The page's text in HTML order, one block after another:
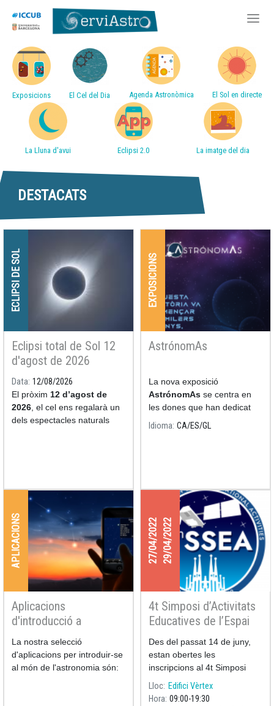
Vés
al
contingut
Accessos directes
Exposicions El Cel del Dia Agenda Astronòmica El Sol en directe
La Lluna d'avui Eclipsi 2.0 La imatge del dia
DESTACATS
ECLIPSI DE SOL
Eclipsi total de Sol 12
d'agost de 2026
Data 12/08/2026
El pròxim 12 d’agost de
2026 , el cel ens regalarà un
dels espectacles naturals
EXPOSICIONS
AstrónomAs
La nova exposició
AstrónomAs se centra en
les dones que han dedicat
les seves nits i els seus dies
Idioma CA ES GL
APLICACIONS
Aplicacions
d'introducció a
l'astronomia
La nostra selecció
d'aplicacions per introduir-se
al món de l'astronomia són:
27/04/202229/04/2022
4t Simposi d’Activitats
Educatives de l’Espai
Des del passat 14 de juny,
estan obertes les
inscripcions al 4t Simposi
d’Activitats Educative
Lloc Edifici Vèrtex
Hora 09:00 19:30